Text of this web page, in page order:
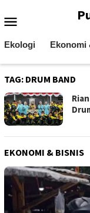
to
Ekologi Ekonomi
TAG: DRUM BAND
EKONOMI & BISNIS